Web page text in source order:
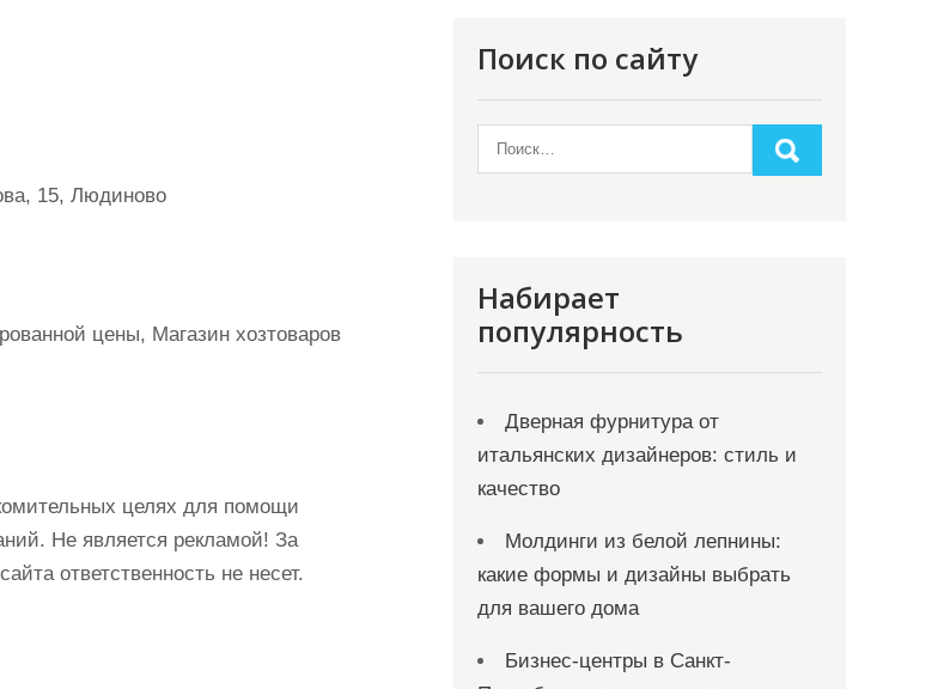
15, Людиново
цены, Магазин хозтоваров
целях для помощи
Не является рекламой! За
ответственность не несет.
Поиск по сайту
Набирает
популярность
Дверная фурнитура от
итальянских дизайнеров: стиль и
качество
Молдинги из белой лепнины:
какие формы и дизайны выбрать
для вашего дома
Бизнес-центры в Санкт-